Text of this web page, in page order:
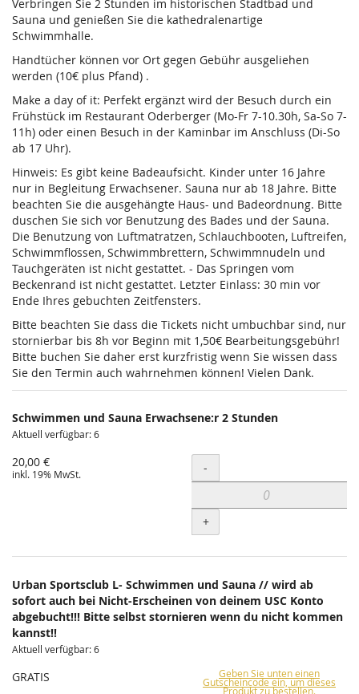
Verbringen Sie 2 Stunden im historischen Stadtbad und
Sauna und genießen Sie die kathedralenartige
Schwimmhalle.
Handtücher können vor Ort gegen Gebühr ausgeliehen
werden (10€ plus Pfand) .
Make a day of it: Perfekt ergänzt wird der Besuch durch ein
Frühstück im Restaurant Oderberger (Mo-Fr 7-10.30h, Sa-So 7-
11h) oder einen Besuch in der Kaminbar im Anschluss (Di-So
ab 17 Uhr).
Hinweis: Es gibt keine Badeaufsicht. Kinder unter 16 Jahre
nur in Begleitung Erwachsener. Sauna nur ab 18 Jahre. Bitte
beachten Sie die ausgehängte Haus- und Badeordnung. Bitte
duschen Sie sich vor Benutzung des Bades und der Sauna.
Die Benutzung von Luftmatratzen, Schlauchbooten, Luftreifen,
Schwimmflossen, Schwimmbrettern, Schwimmnudeln und
Tauchgeräten ist nicht gestattet. - Das Springen vom
Beckenrand ist nicht gestattet. Letzter Einlass: 30 min vor
Ende Ihres gebuchten Zeitfensters.
Bitte beachten Sie dass die Tickets nicht umbuchbar sind, nur
stornierbar bis 8h vor Beginn mit 1,50€ Bearbeitungsgebühr!
Bitte buchen Sie daher erst kurzfristig wenn Sie wissen dass
Sie den Termin auch wahrnehmen können! Vielen Dank.
Schwimmen und Sauna Erwachsene:r 2 Stunden
Aktuell verfügbar: 6
20,00 €
inkl. 19% MwSt. Menge
-
+
Urban Sportsclub L- Schwimmen und Sauna // wird ab
sofort auch bei Nicht-Erscheinen von deinem USC Konto
abgebucht!!! Bitte selbst stornieren wenn du nicht kommen
kannst!!
Aktuell verfügbar: 6
GRATIS Geben Sie unten einen
Gutscheincode ein, um dieses
Produkt zu bestellen.